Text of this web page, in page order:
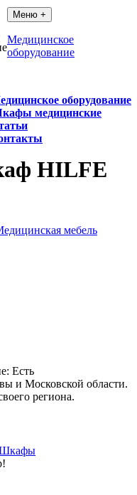
оборудование
медицинские
Меню +
Медицинское
оборудование
HILFE
мебель
Есть
и Московской области.
региона.